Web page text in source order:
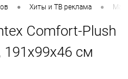
• Хиты и ТВ реклама •
Comfort-Plush
191х99х46 см